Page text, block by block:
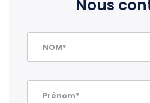
Nous
NOM*
Prénom*